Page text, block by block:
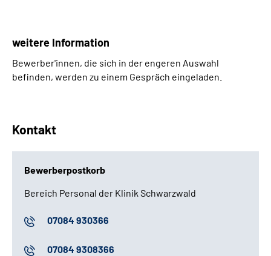
weitere Information
Bewerber'innen, die sich in der engeren Auswahl
befinden, werden zu einem Gespräch eingeladen.
Kontakt
Bewerberpostkorb
Bereich Personal der Klinik Schwarzwald
07084 930366
07084 9308366